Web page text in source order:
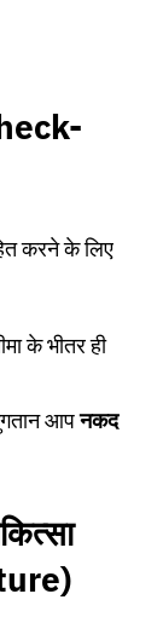
करने के लिए
के भीतर ही
आपनकद